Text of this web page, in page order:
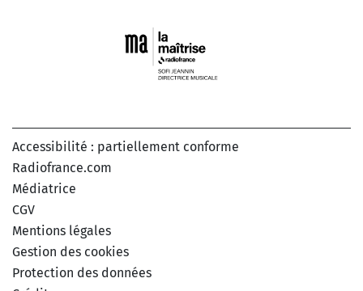
Accessibilité : partiellement conforme
Radiofrance.com
Médiatrice
CGV
Mentions légales
Gestion des cookies
Protection des données